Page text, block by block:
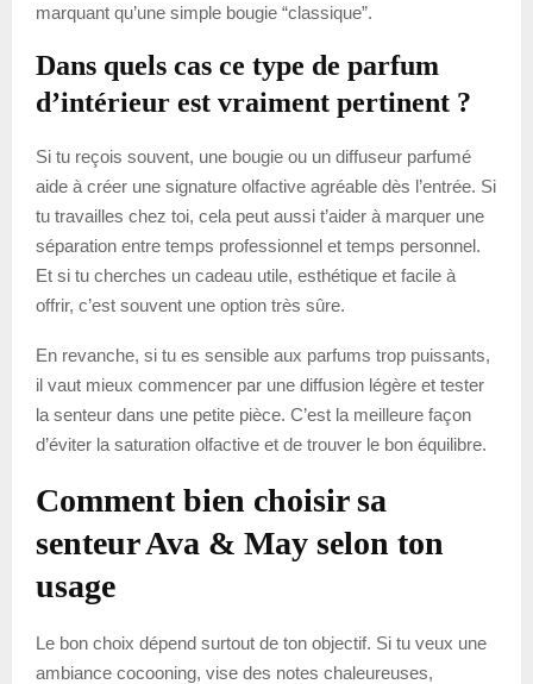
marquant qu’une simple bougie “classique”.
Dans quels cas ce type de parfum
d’intérieur est vraiment pertinent ?
Si tu reçois souvent, une bougie ou un diffuseur parfumé
aide à créer une signature olfactive agréable dès l’entrée. Si
tu travailles chez toi, cela peut aussi t’aider à marquer une
séparation entre temps professionnel et temps personnel.
Et si tu cherches un cadeau utile, esthétique et facile à
offrir, c’est souvent une option très sûre.
En revanche, si tu es sensible aux parfums trop puissants,
il vaut mieux commencer par une diffusion légère et tester
la senteur dans une petite pièce. C’est la meilleure façon
d’éviter la saturation olfactive et de trouver le bon équilibre.
Comment bien choisir sa
senteur Ava & May selon ton
usage
Le bon choix dépend surtout de ton objectif. Si tu veux une
ambiance cocooning, vise des notes chaleureuses,